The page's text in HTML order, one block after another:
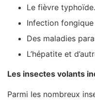
Le fièvre typhoïde.
Infection fongique
Des maladies
L’hépatite et
Les insectes volants
Parmi les nombreux